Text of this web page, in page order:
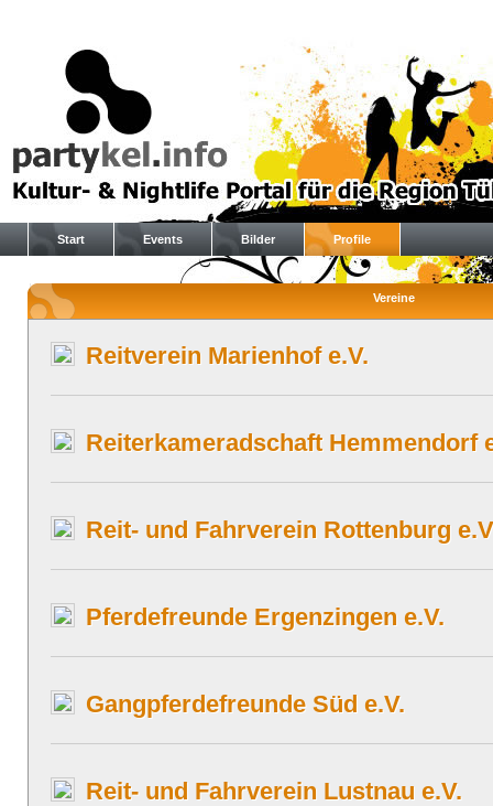
Start Events Bilder Profile
Vereine
Reitverein Marienhof e.V.
Reiterkameradschaft Hemmendorf
Reit- und Fahrverein Rottenburg
Pferdefreunde Ergenzingen e.V.
Gangpferdefreunde Süd e.V.
Reit- und Fahrverein Lustnau e.V.